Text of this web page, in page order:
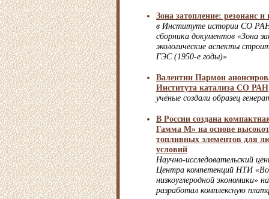
Зона затопление: резонанс и
в Институте истории СО РАН
сборника документов «Зона
экологические аспекты
ГЭС (1950-е годы)»
Валентин Пармон
Института катализа СО РАН
учёные создали образец
В России создана
Гамма М» на основе
топливных элементов для
условий
Научно-исследовательский
Центра компетенций НТИ
низкоуглеродной
разработал комплексную